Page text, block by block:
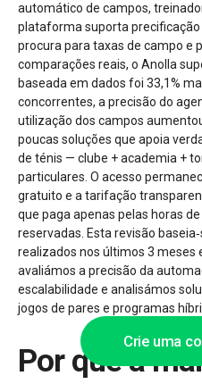
automático de campos,
plataforma suporta
procura para taxas de campo e
comparações reais, o Anolla
baseada em dados foi 33,1%
concorrentes, a precisão do
utilização dos campos
poucas soluções que apoia
de ténis — clube + academia +
particulares. O acesso
gratuito e a tarifação
que paga apenas pelas horas
reservadas. Esta revisão
realizados nos últimos 3 meses
avaliámos a precisão da
escalabilidade e analisámos
jogos de pares e programas
Por que a maioria das
Crie uma